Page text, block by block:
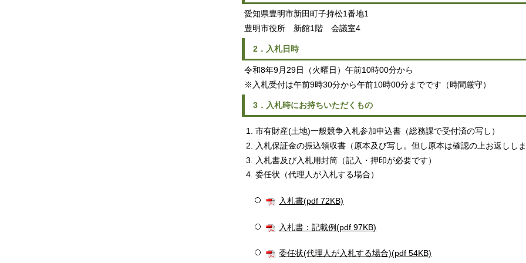
愛知県豊明市新田町子持松1番地1
豊明市役所 新館1階 会議室4
2．入札日時
令和8年9月29日（火曜日）午前10時00分から
※入札受付は午前9時30分から午前10時00分までです（時間厳守）
3．入札時にお持ちいただくもの
市有財産(土地)一般競争入札参加申込書（総務課で受付済の写し）
入札保証金の振込領収書（原本及び写し。但し原本は確認の上お返しし
入札書及び入札用封筒（記入・押印が必要です）
委任状（代理人が入札する場合）
入札書(pdf 72KB)
入札書：記載例(pdf 97KB)
委任状(代理人が入札する場合)(pdf 54KB)